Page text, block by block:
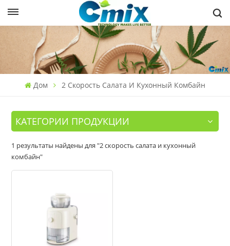
Дом 2 Скорость Салата И Кухонный Комбайн
КАТЕГОРИИ ПРОДУКЦИИ
1 результаты найдены для "2 скорость салата и кухонный
комбайн"